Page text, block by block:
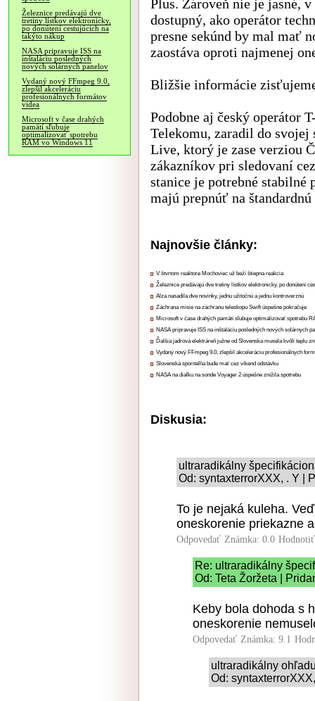
Železnice predávajú dve
tretiny lístkov elektronicky,
po donútení cestujúcich na
takýto nákup
NASA pripravuje ISS na
inštaláciu posledných
nových solárnych panelov
Vydaný nový FFmpeg 9.0,
zlepšil akceleráciu
profesionálnych formátov
videa
Microsoft v čase drahých
pamätí sľubuje
optimalizovať spotrebu
RAM vo Windows 11
Plus. Zároveň nie je jasné,
dostupný, ako operátor
presne sekúnd by mal mať
zaostáva oproti najmenej
Bližšie informácie
Podobne aj český operátor
Telekomu, zaradil do
Live, ktorý je zase verziou
zákazníkov pri sledovaní
stanice je potrebné
majú prepnúť na
Najnovšie články:
V štvrtom reaktore Mochoviec už beží štiepna reakcia
Železnice predávajú dve tretiny lístkov elektronicky, po donútení
Alza nasadila dve novinky, jednu užitočnú a jednu kontroverznú
Záchrana misie na záchranu teleskopu Swift úspešne pokračuje
Microsoft v čase drahých pamätí sľubuje optimalizovať spotrebu
NASA pripravuje ISS na inštaláciu posledných nových solárnych
Ďalšia jadrová elektráreň južne od Slovenska musela kvôli teplu
Vydaný nový FFmpeg 9.0, zlepšil akceleráciu profesionálnych
Slovenská sporiteľňa bude mať cez víkend odstávku
NASA na diaľku na sonde Voyager 2 úspešne znížila spotrebu
Diskusia:
ultraradikálny
Od: syntaxterrorXXX, . Y |
To je nejaká kuleha.
oneskorenie priekazne
Odpovedať Známka: 0.0
Re: ultraradikálny
Od: Teta Žoržeta |
Keby bola dohoda s
oneskorenie
Odpovedať Známka: 9.1
ultraradikálny
Od: